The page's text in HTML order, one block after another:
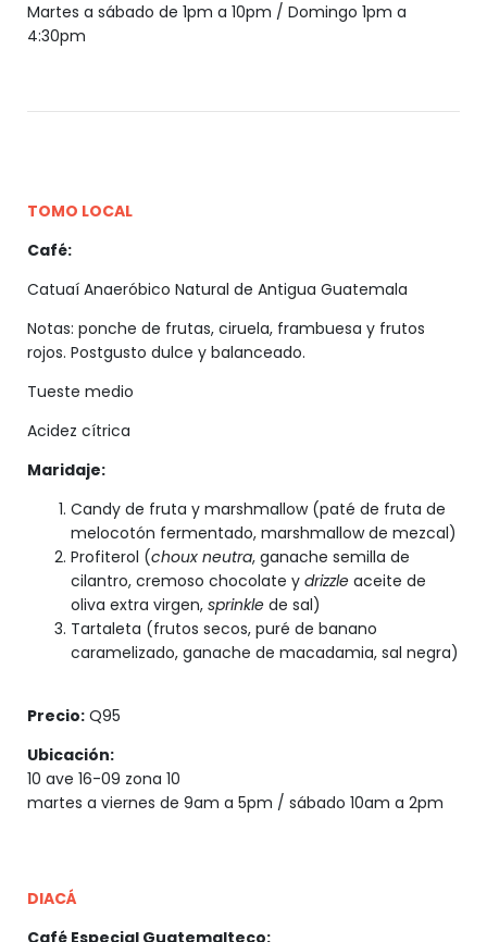
Martes a sábado de 1pm a 10pm / Domingo 1pm a
4:30pm
TOMO LOCAL
Café:
Catuaí Anaeróbico Natural de Antigua Guatemala
Notas: ponche de frutas, ciruela, frambuesa y frutos
rojos. Postgusto dulce y balanceado.
Tueste medio
Acidez cítrica
Maridaje:
Candy de fruta y marshmallow (paté de fruta de
melocotón fermentado, marshmallow de mezcal)
Profiterol (choux neutra, ganache semilla de
cilantro, cremoso chocolate y drizzle aceite de
oliva extra virgen, sprinkle de sal)
Tartaleta (frutos secos, puré de banano
caramelizado, ganache de macadamia, sal negra)
Precio: Q95
Ubicación:
10 ave 16-09 zona 10
martes a viernes de 9am a 5pm / sábado 10am a 2pm
DIACÁ